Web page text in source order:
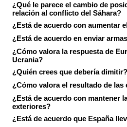
¿Qué le parece el cambio de
relación al conflicto del Sáhara?
¿Está de acuerdo con aumentar
¿Está de acuerdo en enviar
¿Cómo valora la respuesta de
Ucrania?
¿Quién crees que debería dimitir?
¿Cómo valora el resultado de
¿Está de acuerdo con mantener
exteriores?
¿Está de acuerdo que España